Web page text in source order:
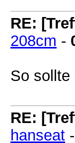
RE:
208cm -
So
RE:
hanseat -